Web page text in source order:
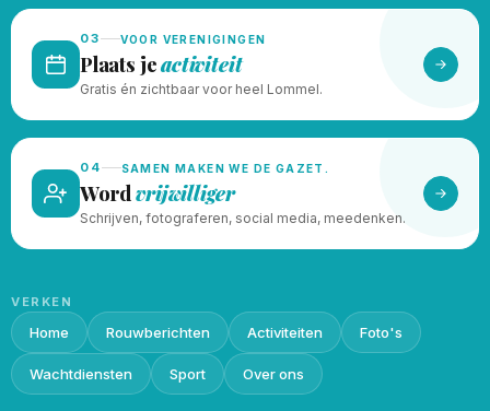
03 VOOR VERENIGINGEN
Plaats jeactiviteit
Gratis én zichtbaar voor heel Lommel.
04 SAMEN MAKEN WE DE GAZET.
Wordvrijwilliger
Schrijven, fotograferen, social media, meedenken.
VERKEN
Home Rouwberichten Activiteiten Foto's
Wachtdiensten Sport Over ons